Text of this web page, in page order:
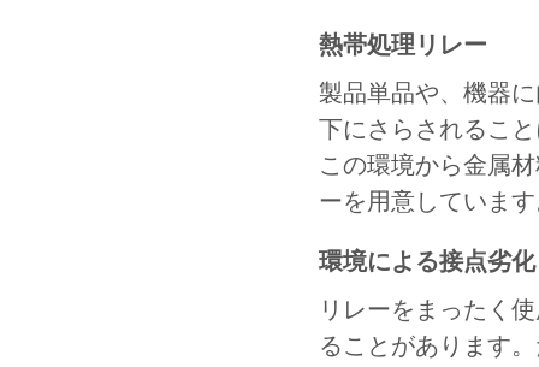
熱帯処理リレー
製品単品や、機器
下にさらされるこ
この環境から金属
ーを用意していま
環境による接点劣化
リレーをまったく
ることがあります